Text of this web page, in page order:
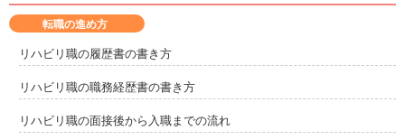
転職の進め方
リハビリ職の履歴書の書き方
リハビリ職の職務経歴書の書き方
リハビリ職の面接後から入職までの流れ